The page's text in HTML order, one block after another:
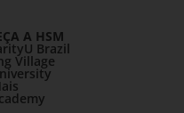
A HSM
Brazil
Village